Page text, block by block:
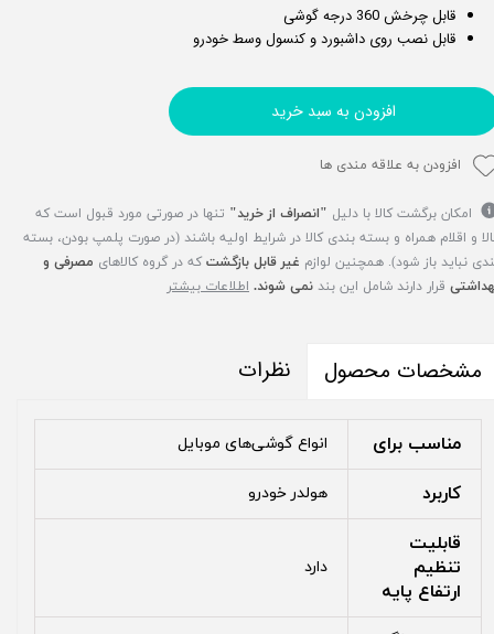
قابل چرخش 360 درجه گوشی
قابل نصب روی داشبورد و کنسول وسط خودرو
افزودن به سبد خرید
افزودن به علاقه مندی ها
امکان برگشت کالا با دلیل "انصراف از خرید" تنها در صورتی مورد قبول است که
و اقلام همراه و بسته بندی کالا در شرایط اولیه باشند (در صورت پلمپ بودن، بسته
نباید باز شود). همچنین لوازم غیر قابل بازگشت که در گروه کالاهای مصرفی و
قرار دارند شامل این بند نمی شوند. اطلاعات بیشتر
مشخصات محصول نظرات
مناسب برای انواع گوشی‌های موبایل
کاربرد هولدر خودرو
قابلیت
تنظیم
ارتفاع پایه
دارد